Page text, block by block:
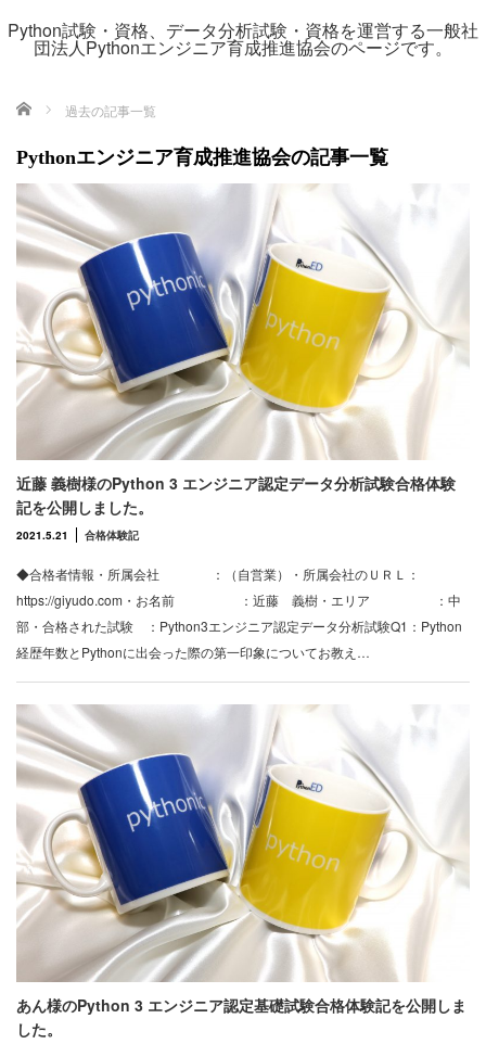
Python試験・資格、データ分析試験・資格を運営する一般社
団法人Pythonエンジニア育成推進協会のページです。
ホーム 過去の記事一覧
Pythonエンジニア育成推進協会の記事一覧
近藤 義樹様のPython 3 エンジニア認定データ分析試験合格体験
記を公開しました。
2021.5.21 合格体験記
◆合格者情報・所属会社 ：（自営業）・所属会社のＵＲＬ：
https://giyudo.com・お名前 ：近藤 義樹・エリア ：中
部・合格された試験 ：Python3エンジニア認定データ分析試験Q1：Python
経歴年数とPythonに出会った際の第一印象についてお教え…
あん様のPython 3 エンジニア認定基礎試験合格体験記を公開しま
した。